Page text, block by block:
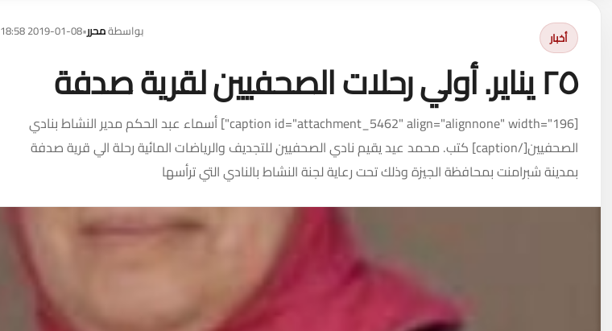
أخبار بواسطةمحرر•
2019-01-08 18:58
٢٥ يناير. أولي رحلات الصحفيين لقرية صدفة
[caption id="attachment_5462" align="alignnone" width="196"] أسماء عبد الحكم مدير النشاط بنادي
الصحفيين[/caption] كتب. محمد عيد يقيم نادي الصحفيين للتجديف والرياضات المائية رحلة الي قرية صدفة
بمدينة شبرامنت بمحافظة الجيزة وذلك تحت رعاية لجنة النشاط بالنادي التي ترأسها